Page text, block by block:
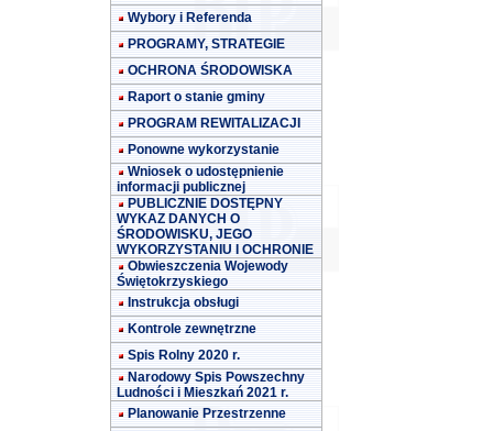
Wybory i Referenda
PROGRAMY, STRATEGIE
OCHRONA ŚRODOWISKA
Raport o stanie gminy
PROGRAM REWITALIZACJI
Ponowne wykorzystanie
Wniosek o udostępnienie
informacji publicznej
PUBLICZNIE DOSTĘPNY
WYKAZ DANYCH O
ŚRODOWISKU, JEGO
WYKORZYSTANIU I OCHRONIE
Obwieszczenia Wojewody
Świętokrzyskiego
Instrukcja obsługi
Kontrole zewnętrzne
Spis Rolny 2020 r.
Narodowy Spis Powszechny
Ludności i Mieszkań 2021 r.
Planowanie Przestrzenne